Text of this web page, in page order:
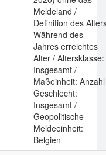
Meldeland /
Definition des
Während des
Jahres erreichtes
Alter / Altersklasse:
Insgesamt /
Maßeinheit:
Geschlecht:
Insgesamt /
Geopolitische
Meldeeinheit:
Belgien